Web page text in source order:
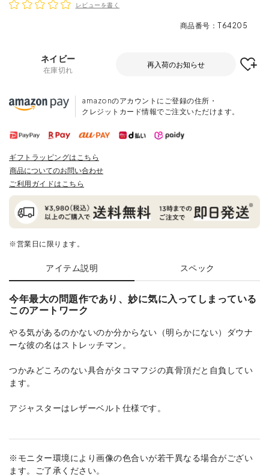
レビューを書く
商品番号 T64205
ネイビー
在庫切れ
再入荷のお知らせ
amazonのアカウントにご登録の住所・
クレジットカード情報でご注文いただけます。
ギフトラッピングはこちら
商品についてのお問い合わせ
ご利用ガイドはこちら
※営業日に限ります。
アイテム説明 スペック
今年最大の問題作であり、妙に気に入ってしまっている
このアートワーク
やる気があるのかないのか分からない（明らかにない）ダウナ
ーな彼の名はストレッチマン。
つかみどころのない具合がタコマフジの真骨頂だと自負してい
ます。
アジャスターはレザーベルト仕様です。
※モニター環境により画像の色合いが若干異なる場合がござい
ます。ご了承ください。